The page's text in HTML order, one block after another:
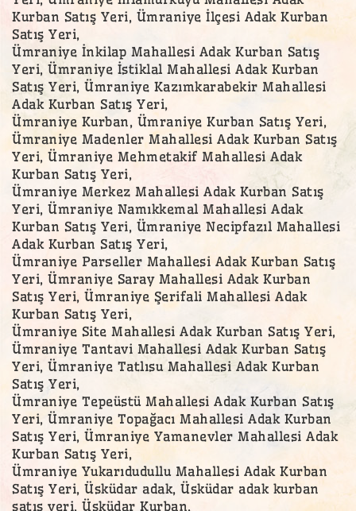
Kurban Satış Yeri, Ümraniye İlçesi Adak Kurban
Satış Yeri,
Ümraniye İnkilap Mahallesi Adak Kurban Satış
Yeri, Ümraniye İstiklal Mahallesi Adak Kurban
Satış Yeri, Ümraniye Kazımkarabekir Mahallesi
Adak Kurban Satış Yeri,
Ümraniye Kurban, Ümraniye Kurban Satış Yeri,
Ümraniye Madenler Mahallesi Adak Kurban Satış
Yeri, Ümraniye Mehmetakif Mahallesi Adak
Kurban Satış Yeri,
Ümraniye Merkez Mahallesi Adak Kurban Satış
Yeri, Ümraniye Namıkkemal Mahallesi Adak
Kurban Satış Yeri, Ümraniye Necipfazıl Mahallesi
Adak Kurban Satış Yeri,
Ümraniye Parseller Mahallesi Adak Kurban Satış
Yeri, Ümraniye Saray Mahallesi Adak Kurban
Satış Yeri, Ümraniye Şerifali Mahallesi Adak
Kurban Satış Yeri,
Ümraniye Site Mahallesi Adak Kurban Satış Yeri,
Ümraniye Tantavi Mahallesi Adak Kurban Satış
Yeri, Ümraniye Tatlısu Mahallesi Adak Kurban
Satış Yeri,
Ümraniye Tepeüstü Mahallesi Adak Kurban Satış
Yeri, Ümraniye Topağacı Mahallesi Adak Kurban
Satış Yeri, Ümraniye Yamanevler Mahallesi Adak
Kurban Satış Yeri,
Ümraniye Yukarıdudullu Mahallesi Adak Kurban
Satış Yeri, Üsküdar adak, Üsküdar adak kurban
satış yeri, Üsküdar Kurban,